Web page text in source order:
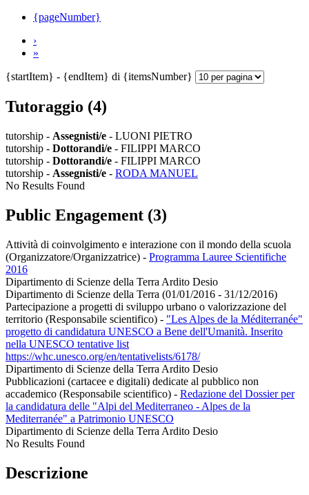
{pageNumber}
›
»
{startItem} - {endItem} di {itemsNumber}
Tutoraggio (4)
tutorship - Assegnisti/e - LUONI PIETRO
tutorship - Dottorandi/e - FILIPPI MARCO
tutorship - Dottorandi/e - FILIPPI MARCO
tutorship - Assegnisti/e - RODA MANUEL
No Results Found
Public Engagement (3)
Attività di coinvolgimento e interazione con il mondo della scuola
(Organizzatore/Organizzatrice) - Programma Lauree Scientifiche
2016
Dipartimento di Scienze della Terra Ardito Desio
Dipartimento di Scienze della Terra (01/01/2016 - 31/12/2016)
Partecipazione a progetti di sviluppo urbano o valorizzazione del
territorio (Responsabile scientifico) - "Les Alpes de la Méditerranée"
progetto di candidatura UNESCO a Bene dell'Umanità. Inserito
nella UNESCO tentative list
https://whc.unesco.org/en/tentativelists/6178/
Dipartimento di Scienze della Terra Ardito Desio
Pubblicazioni (cartacee e digitali) dedicate al pubblico non
accademico (Responsabile scientifico) - Redazione del Dossier per
la candidatura delle "Alpi del Mediterraneo - Alpes de la
Mediterranée" a Patrimonio UNESCO
Dipartimento di Scienze della Terra Ardito Desio
No Results Found
Descrizione